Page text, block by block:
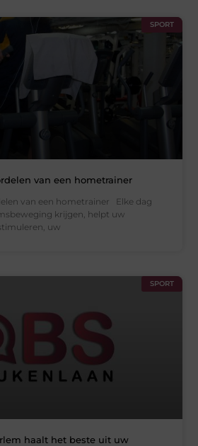
SPORT
van een hometrainer
van een hometrainer Elke dag
krijgen, helpt uw
uw
SPORT
haalt het beste uit uw